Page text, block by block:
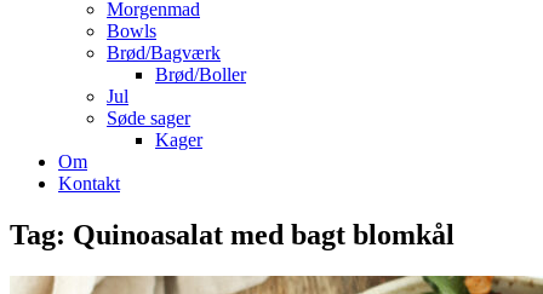
Morgenmad
Bowls
Brød/Bagværk
Brød/Boller
Jul
Søde sager
Kager
Om
Kontakt
Tag: Quinoasalat med bagt blomkål